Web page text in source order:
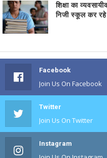
शिक्षा का
निजी स्कूल कर
Facebook
Join Us On Facebook
Twitter
Join Us On Twitter
Instagram